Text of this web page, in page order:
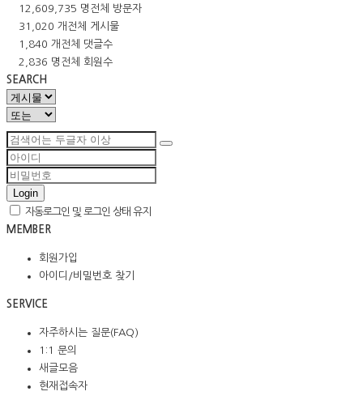
12,609,735 명 전체 방문자
31,020 개 전체 게시물
1,840 개 전체 댓글수
2,836 명 전체 회원수
SEARCH
Login
자동로그인 및 로그인 상태 유지
MEMBER
회원가입
아이디/비밀번호 찾기
SERVICE
자주하시는 질문(FAQ)
1:1 문의
새글모음
현재접속자